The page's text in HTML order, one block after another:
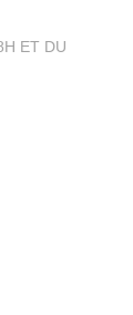
ET DU